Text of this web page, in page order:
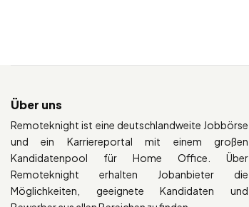
Über uns
Remoteknight ist eine deutschlandweite Jobbörse
und ein Karriereportal mit einem großen
Kandidatenpool für Home Office. Über
Remoteknight erhalten Jobanbieter die
Möglichkeiten, geeignete Kandidaten und